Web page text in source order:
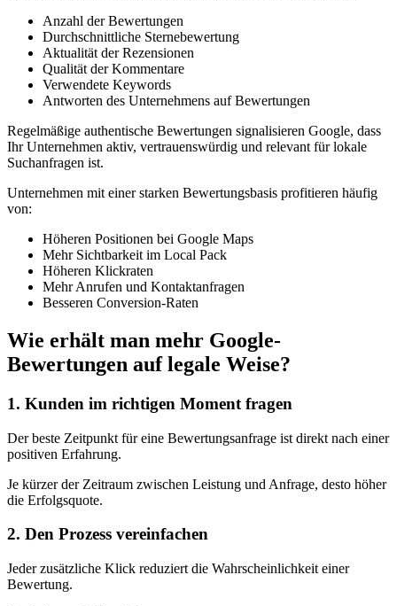
Anzahl der Bewertungen
Durchschnittliche Sternebewertung
Aktualität der Rezensionen
Qualität der Kommentare
Verwendete Keywords
Antworten des Unternehmens auf Bewertungen
Regelmäßige authentische Bewertungen signalisieren Google, dass
Ihr Unternehmen aktiv, vertrauenswürdig und relevant für lokale
Suchanfragen ist.
Unternehmen mit einer starken Bewertungsbasis profitieren häufig
von:
Höheren Positionen bei Google Maps
Mehr Sichtbarkeit im Local Pack
Höheren Klickraten
Mehr Anrufen und Kontaktanfragen
Besseren Conversion-Raten
Wie erhält man mehr Google-
Bewertungen auf legale Weise?
1. Kunden im richtigen Moment fragen
Der beste Zeitpunkt für eine Bewertungsanfrage ist direkt nach einer
positiven Erfahrung.
Je kürzer der Zeitraum zwischen Leistung und Anfrage, desto höher
die Erfolgsquote.
2. Den Prozess vereinfachen
Jeder zusätzliche Klick reduziert die Wahrscheinlichkeit einer
Bewertung.